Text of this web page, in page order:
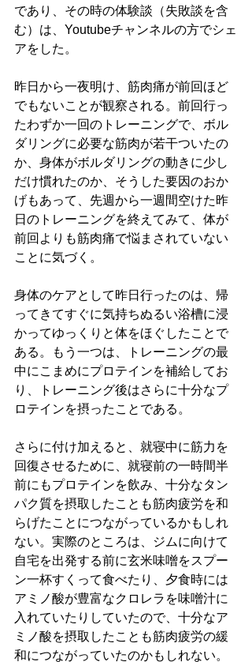
であり、その時の体験談（失敗談を含
む）は、Youtubeチャンネルの方でシェ
アをした。
昨日から一夜明け、筋肉痛が前回ほど
でもないことが観察される。前回行っ
たわずか一回のトレーニングで、ボル
ダリングに必要な筋肉が若干ついたの
か、身体がボルダリングの動きに少し
だけ慣れたのか、そうした要因のおか
げもあって、先週から一週間空けた昨
日のトレーニングを終えてみて、体が
前回よりも筋肉痛で悩まされていない
ことに気づく。
身体のケアとして昨日行ったのは、帰
ってきてすぐに気持ちぬるい浴槽に浸
かってゆっくりと体をほぐしたことで
ある。もう一つは、トレーニングの最
中にこまめにプロテインを補給してお
り、トレーニング後はさらに十分なプ
ロテインを摂ったことである。
さらに付け加えると、就寝中に筋力を
回復させるために、就寝前の一時間半
前にもプロテインを飲み、十分なタン
パク質を摂取したことも筋肉疲労を和
らげたことにつながっているかもしれ
ない。実際のところは、ジムに向けて
自宅を出発する前に玄米味噌をスプー
ン一杯すくって食べたり、夕食時には
アミノ酸が豊富なクロレラを味噌汁に
入れていたりしていたので、十分なア
ミノ酸を摂取したことも筋肉疲労の緩
和につながっていたのかもしれない。